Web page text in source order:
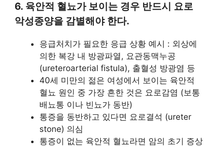
6. 육안적 혈뇨가 보이는 경우 반드시 요로
악성종양을 감별해야 한다.
응급처치가 필요한 응급 상황 예시 : 외상에
의한 복강 내 방광파열, 요관동맥누공
(ureteroarterial fistula), 출혈성 방광염 등
40세 미만의 젊은 여성에서 보이는 육안적
혈뇨 원인 중 가장 흔한 것은 요로감염 (보통
배뇨통 이나 빈뇨가 동반)
통증을 동반하고 있다면 요로결석 (ureter
stone) 의심
통증이 없는 육안적 혈뇨라면 암의 초기 증상